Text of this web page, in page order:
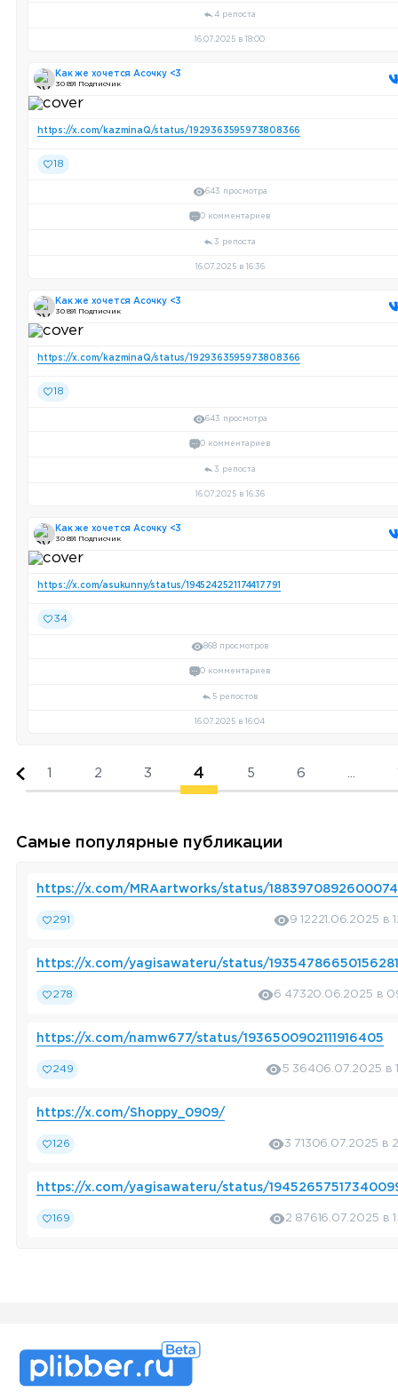
4 репоста
16.07.2025 в 18:00
Как же хочется Асочку <3
30 891 Подписчик
https://x.com/kazminaQ/status/1929363595973808366
18
643 просмотра
0 комментариев
3 репоста
16.07.2025 в 16:36
Как же хочется Асочку <3
30 891 Подписчик
https://x.com/kazminaQ/status/1929363595973808366
18
643 просмотра
0 комментариев
3 репоста
16.07.2025 в 16:36
Как же хочется Асочку <3
30 891 Подписчик
https://x.com/asukunny/status/1945242521174417791
34
868 просмотров
0 комментариев
5 репостов
16.07.2025 в 16:04
1 2 3 4 5 6
Самые популярные публикации
https://x.com/MRAartworks/status/
291 9 12221.06.2025 в
https://x.com/yagisawateru/status/
278 6 47320.06.2025 в
https://x.com/namw677/status/1936500902111916405
249 5 36406.07.2025 в
https://x.com/Shoppy_0909/
126 3 71306.07.2025 в
https://x.com/yagisawateru/status/
169 2 87616.07.2025 в